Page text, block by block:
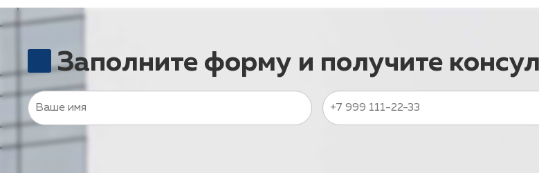
Заполните форму и получите